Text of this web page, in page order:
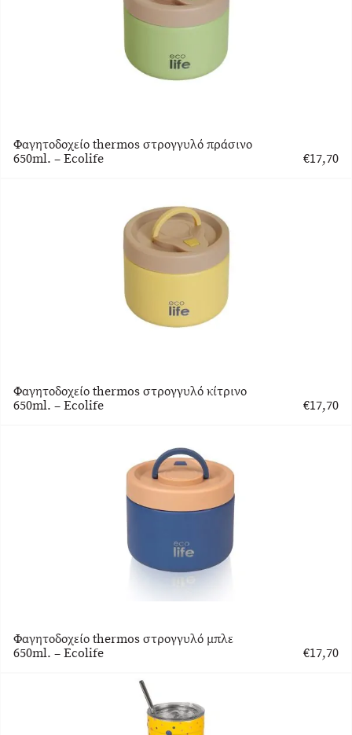
Φαγητοδοχείο thermos στρογγυλό πράσινο
650ml. – Ecolife
€17,70
Φαγητοδοχείο thermos στρογγυλό κίτρινο
650ml. – Ecolife
€17,70
Φαγητοδοχείο thermos στρογγυλό μπλε
650ml. – Ecolife
€17,70